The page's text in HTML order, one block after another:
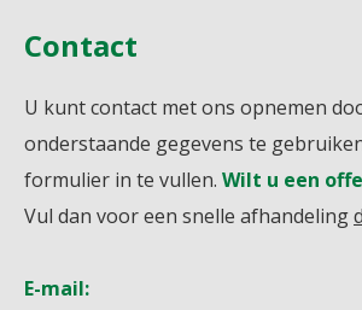
Contact
U kunt contact met ons opnemen
onderstaande gegevens te
formulier in te vullen. Wilt u een
Vul dan voor een snelle afhandeling
E-mail: